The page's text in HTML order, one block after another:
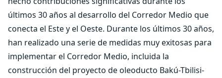
últimos 30 años al desarrollo del Corredor Medio que
conecta el Este y el Oeste. Durante los últimos 30 años,
han realizado una serie de medidas muy exitosas para
implementar el Corredor Medio, incluida la
construcción del proyecto de oleoducto Bakú-Tbilisi-